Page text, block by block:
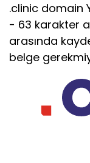
.clinic domain
- 63 karakter
arasında
belge